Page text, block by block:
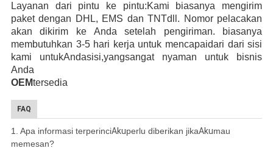
Layanan dari pintu ke pintu:Kami biasanya mengirim
paket dengan DHL, EMS dan TNTdll . Nomor pelacakan
akan dikirim ke Anda setelah pengiriman. biasanya
membutuhkan 3-5 hari kerja untuk mencapaidari dari sisi
kami untukAndasisi,yangsangat nyaman untuk bisnis
Anda
OEMtersedia
FAQ
1. Apa informasi terperinciAkuperlu diberikan jikaAkumau
memesan?